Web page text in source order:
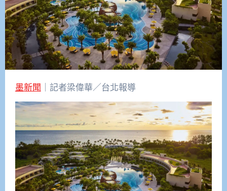
墨新聞 ｜記者梁偉華／台北報導